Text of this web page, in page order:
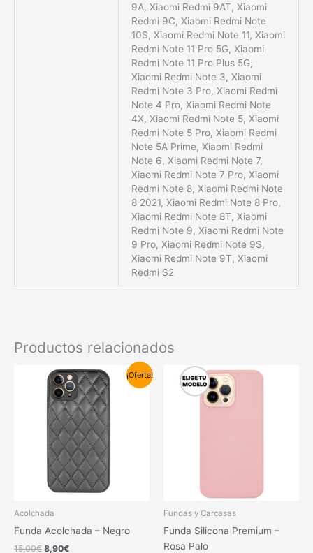
9A, Xiaomi Redmi 9AT, Xiaomi
Redmi 9C, Xiaomi Redmi Note
10S, Xiaomi Redmi Note 11, Xiaomi
Redmi Note 11 Pro 5G, Xiaomi
Redmi Note 11 Pro Plus 5G,
Xiaomi Redmi Note 3, Xiaomi
Redmi Note 3 Pro, Xiaomi Redmi
Note 4 Pro, Xiaomi Redmi Note
4X, Xiaomi Redmi Note 5, Xiaomi
Redmi Note 5 Pro, Xiaomi Redmi
Note 5A Prime, Xiaomi Redmi
Note 6, Xiaomi Redmi Note 7,
Xiaomi Redmi Note 7 Pro, Xiaomi
Redmi Note 8, Xiaomi Redmi Note
8 2021, Xiaomi Redmi Note 8 Pro,
Xiaomi Redmi Note 8T, Xiaomi
Redmi Note 9, Xiaomi Redmi Note
9 Pro, Xiaomi Redmi Note 9S,
Xiaomi Redmi Note 9T, Xiaomi
Redmi S2
Productos relacionados
¡Oferta!
Acolchada
Funda Acolchada – Negro
15,00€
El
precio
original
era:
15,00€.
8,90€
El
precio
actual
es:
8,90€.
Este
producto
Fundas y Carcasas
Funda Silicona Premium –
Rosa Palo